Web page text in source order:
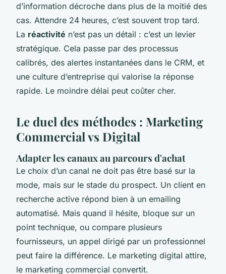
d’information décroche dans plus de la moitié des
cas. Attendre 24 heures, c’est souvent trop tard.
La réactivité n’est pas un détail : c’est un levier
stratégique. Cela passe par des processus
calibrés, des alertes instantanées dans le CRM, et
une culture d’entreprise qui valorise la réponse
rapide. Le moindre délai peut coûter cher.
Le duel des méthodes : Marketing
Commercial vs Digital
Adapter les canaux au parcours d'achat
Le choix d’un canal ne doit pas être basé sur la
mode, mais sur le stade du prospect. Un client en
recherche active répond bien à un emailing
automatisé. Mais quand il hésite, bloque sur un
point technique, ou compare plusieurs
fournisseurs, un appel dirigé par un professionnel
peut faire la différence. Le marketing digital attire,
le marketing commercial convertit.